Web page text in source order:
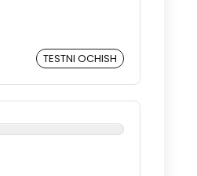
TESTNI OCHISH